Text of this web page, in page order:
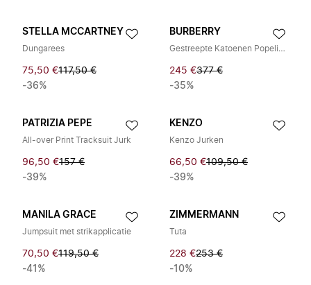
STELLA MCCARTNEY
Dungarees
75,50 €117,50 €
-36%
BURBERRY
Gestreepte Katoenen Popeline Trainingspak
245 €377 €
-35%
PATRIZIA PEPE
All-over Print Tracksuit Jurk
96,50 €157 €
-39%
KENZO
Kenzo Jurken
66,50 €109,50 €
-39%
MANILA GRACE
Jumpsuit met strikapplicatie
70,50 €119,50 €
-41%
ZIMMERMANN
Tuta
228 €253 €
-10%